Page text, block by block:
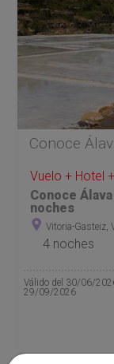
Conoce
Vuelo + Hotel
Conoce
noches
Vitoria-Gasteiz,
4 noches
Válido del 30/06/
29/09/2026